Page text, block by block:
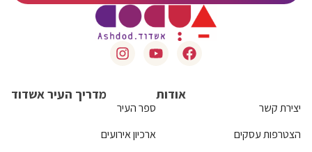
אודות
יצירת קשר
הצטרפות עסקים
מדריך העיר אשדוד
ספר העיר
ארכיון אירועים